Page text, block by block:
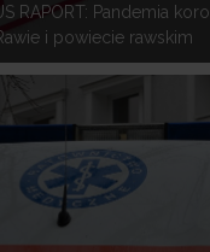
RAPORT: Pandemia
i powiecie rawskim